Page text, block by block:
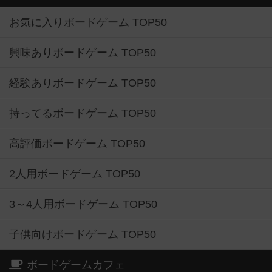
お気に入りボードゲーム TOP50
興味ありボードゲーム TOP50
経験ありボードゲーム TOP50
持ってるボードゲーム TOP50
高評価ボードゲーム TOP50
2人用ボードゲーム TOP50
3～4人用ボードゲーム TOP50
子供向けボードゲーム TOP50
ボードゲームカフェ